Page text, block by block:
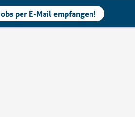
per E-Mail empfangen!